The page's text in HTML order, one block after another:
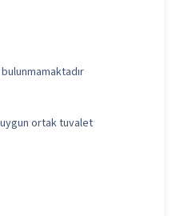
bulunmamaktadır
uygun ortak tuvalet